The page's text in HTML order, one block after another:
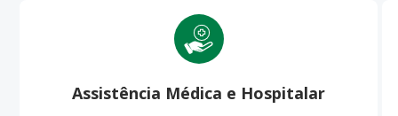
Assistência Médica e Hospitalar